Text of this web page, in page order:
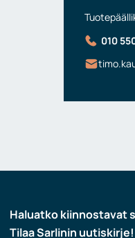
010
Haluatko kiinnostavat
Tilaa Sarlinin uutiskirje!